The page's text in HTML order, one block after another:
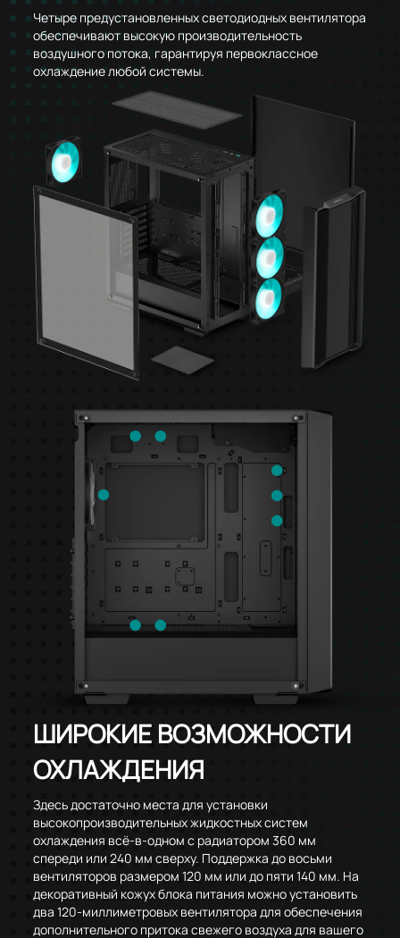
Четыре предустановленных светодиодных вентилятора
обеспечивают высокую производительность
воздушного потока, гарантируя первоклассное
охлаждение любой системы.
ШИРОКИЕ ВОЗМОЖНОСТИ
ОХЛАЖДЕНИЯ
Здесь достаточно места для установки
высокопроизводительных жидкостных систем
охлаждения всё-в-одном с радиатором 360 мм
спереди или 240 мм сверху. Поддержка до восьми
вентиляторов размером 120 мм или до пяти 140 мм. На
декоративный кожух блока питания можно установить
два 120-миллиметровых вентилятора для обеспечения
дополнительного притока свежего воздуха для вашего